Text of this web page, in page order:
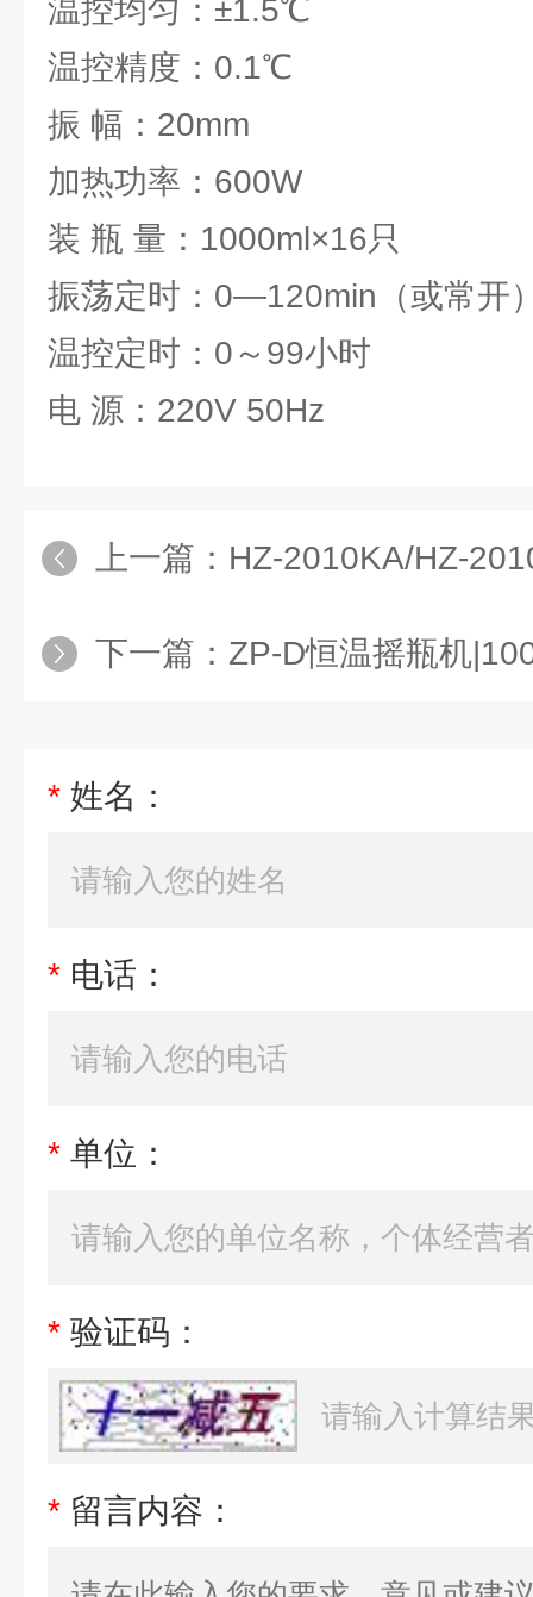
温控均匀：±1.5℃
温控精度：0.1℃
振 幅：20mm
加热功率：600W
装 瓶 量：1000ml×16只
振荡定时：0—120min（或常开
温控定时：0～99小时
电 源：220V 50Hz
上一篇： HZ-2010KA/HZ-2010KB
下一篇： ZP-D恒温摇瓶机
* 姓名：
* 电话：
* 单位：
* 验证码：
* 留言内容：